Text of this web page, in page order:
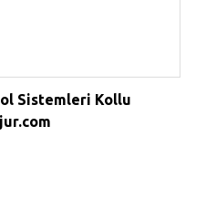
Sistemleri Kollu